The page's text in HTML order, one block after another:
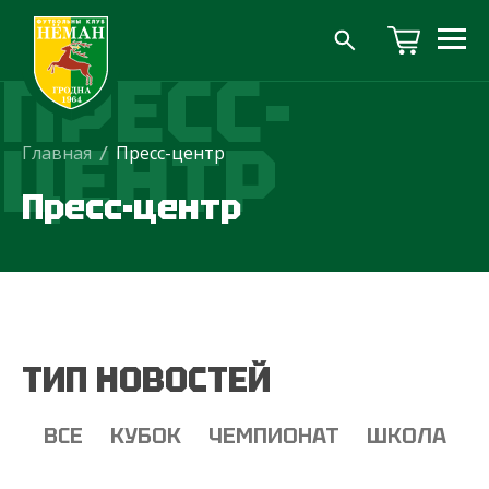
ПРЕСС-
ЦЕНТР
Главная / Пресс-центр
Пресс-центр
ТИП НОВОСТЕЙ
ВСЕ КУБОК ЧЕМПИОНАТ ШКОЛА